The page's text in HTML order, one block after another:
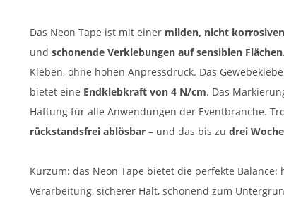
Das Neon Tape ist mit einer milden, nicht
und schonende Verklebungen auf sensiblen Flächen
Kleben, ohne hohen Anpressdruck. Das
bietet eine Endklebkraft von 4 N/cm. Das
Haftung für alle Anwendungen der Eventbranche.
rückstandsfrei ablösbar – und das bis zu drei
Kurzum: das Neon Tape bietet die perfekte
Verarbeitung, sicherer Halt, schonend zum